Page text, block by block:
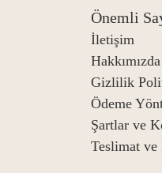
Önemli
İletişim
Hakkımızda
Gizlilik
Ödeme
Şartlar ve
Teslimat ve